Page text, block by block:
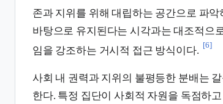
존과 지위를 위해 대립하는 공간으로 파악
바탕으로 유지된다는 시각과는 대조적으
임을 강조하는 거시적 접근 방식이다.
[6]
사회 내 권력과 지위의 불평등한 분배는
한다. 특정 집단이 사회적 자원을 독점하